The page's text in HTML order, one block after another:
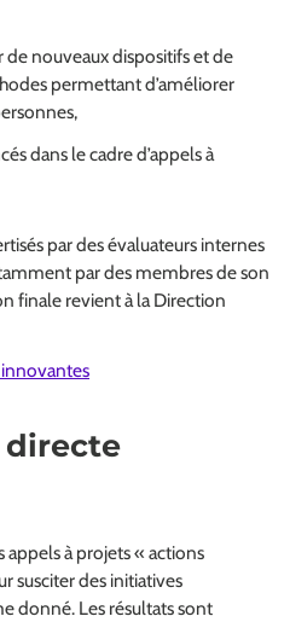
nouveaux dispositifs et de
permettant d’améliorer
dans le cadre d’appels à
par des évaluateurs internes
par des membres de son
finale revient à la Direction
innovantes
directe
appels à projets « actions
susciter des initiatives
donné. Les résultats sont